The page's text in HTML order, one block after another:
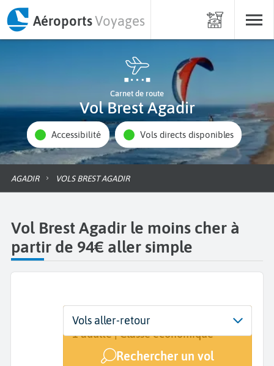
AéroportsVoyages
Carnet de route
Vol Brest Agadir
Accessibilité Vols directs disponibles
AGADIR VOLS BREST AGADIR
Vol Brest Agadir le moins cher à
partir de 94€ aller simple
Départ
Brest (BES)
Dates
6 févr. - 13 févr.
Voyageurs | Classe
1 adulte | Classe économique
Rechercher un vol
Vols aller-retour